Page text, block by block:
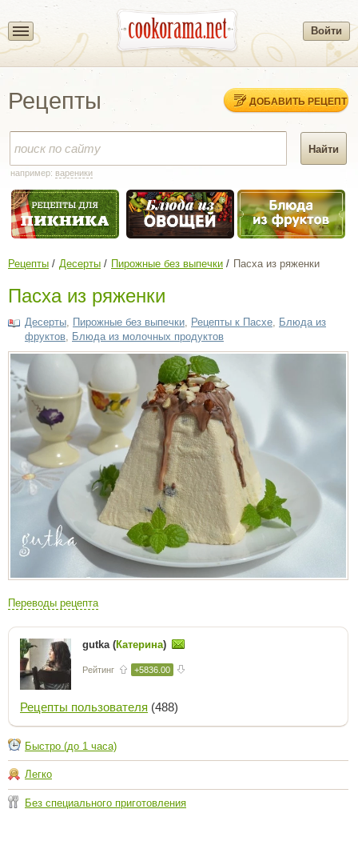
Войти
Рецепты ДОБАВИТЬ РЕЦЕПТ
например: вареники
Рецепты Десерты Пирожные без выпечки Пасха из ряженки
Пасха из ряженки
Десерты Пирожные без выпечки Рецепты к Пасхе Блюда из
фруктов Блюда из молочных продуктов
Переводы рецепта
gutka (Катерина)
Рейтинг +5836.00
Рецепты пользователя (488)
Быстро (до 1 часа)
Легко
Без специального приготовления